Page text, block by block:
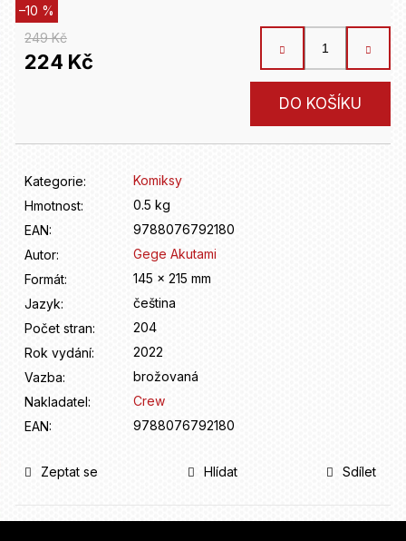
249 Kč
–10 %
224 Kč
DO KOŠÍKU
Kategorie:
Komiksy
Hmotnost:
0.5 kg
EAN:
9788076792180
Autor:
Gege Akutami
Formát:
145 x 215 mm
Jazyk:
čeština
Počet stran:
204
Rok vydání:
2022
Vazba:
brožovaná
Nakladatel:
Crew
EAN: 9788076792180
Zeptat se Hlídat Sdílet
D
r
č
u
e
e